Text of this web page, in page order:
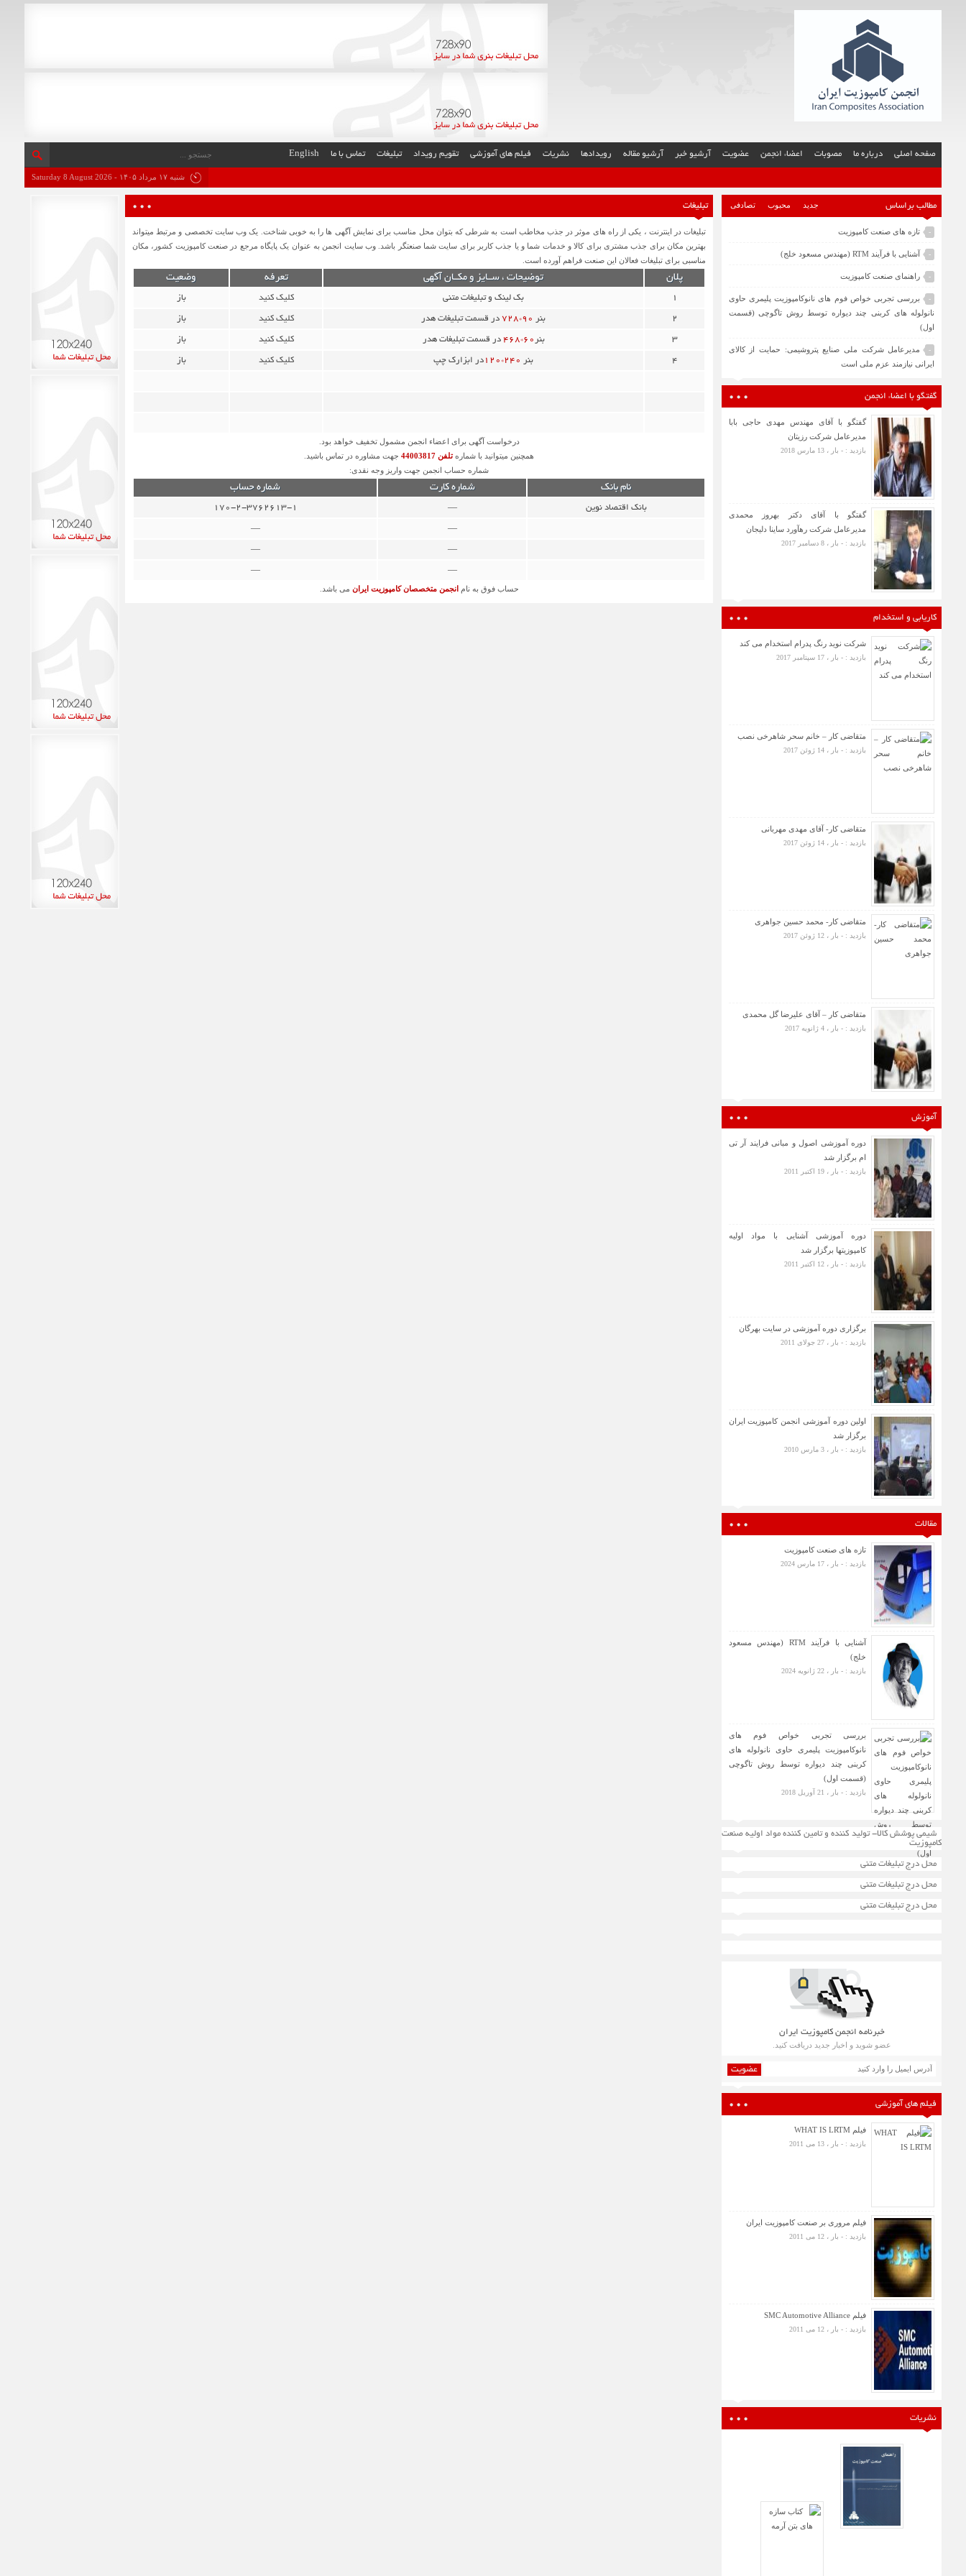
صفحه اصلی درباره ما مصوبات اعضاء انجمن عضویت آرشیو خبر آرشیو مقاله رویدادها نشریات فیلم های آموزشی تقویم رویداد تبلیغات تماس با ما English
شنبه ۱۷ مرداد ۱۴۰۵ - Saturday 8 August 2026
تبلیغات
تبلیغات در اینترنت ، یکی از راه‌ های موثر در جذب مخاطب است به شرطی که بتوان محل مناسب برای نمایش آگهی‌ ها را به‌ خوبی شناخت. یک وب سایت تخصصی و مرتبط میتواند
بهترین مکان برای جذب مشتری برای کالا و خدمات شما و یا جذب کاربر برای سایت شما صنعتگر باشد. وب سایت انجمن به عنوان یک پایگاه مرجع در صنعت کامپوزیت کشور، مکان
مناسبی برای تبلیغات فعالان این صنعت فراهم آورده است.
پلان توضیحات ، ســایز و مکــان آگهی تعرفه وضعیت
1 بک لینک و تبلیغات متنی کلیک کنید باز
2 بنر 90*728 در قسمت تبلیغات هدر کلیک کنید باز
3 بنر ۶۰*۴۶۸ در قسمت تبلیغات هدر کلیک کنید باز
4 بنر ۲۴۰*۱۲۰ در ابزارک چپ کلیک کنید باز
درخواست آگهی برای اعضاء انجمن مشمول تخفیف خواهد بود.
همچنین میتوانید با شمارهتلفن 44003817
جهت مشاوره در تماس باشید.
شماره حساب انجمن جهت واریز وجه نقدی:
نام بانک شماره کارت شماره حساب
بانک اقتصاد نوین —
170-2-3762613-1
—
—
—
—
—
—
حساب فوق به نامانجمن متخصصان کامپوزیت ایران می باشد.
مطالب براساس جدید محبوب تصادفی
- تازه های صنعت کامپوزیت
- آشنایی با فرآیند RTM (مهندس مسعود خلج)
- راهنمای صنعت کامپوزیت
-
بررسی تجربی خواص فوم های نانوکامپوزیت پلیمری حاوی
نانولوله های کربنی چند دیواره توسط روش تاگوچی (قسمت
اول)
-
مدیرعامل شرکت ملی صنایع پتروشیمی: حمایت از کالای
ایرانی نیازمند عزم ملی است
گفتگو با اعضاء انجمن
گفتگو با آقای مهندس مهدی حاجی بابا
مدیرعامل شرکت رزیتان
بازدید : - بار ، 13 مارس 2018
گفتگو با آقای دکتر بهروز محمدی
مدیرعامل شرکت رهآورد ساینا دلیجان
بازدید : - بار ، 8 دسامبر 2017
کاریابی و استخدام
شرکت نوید رنگ پدرام استخدام می کند
بازدید : - بار ، 17 سپتامبر 2017
متقاضی کار – خانم سحر شاهرخی نصب
بازدید : - بار ، 14 ژوئن 2017
متقاضی کار- آقای مهدی مهربانی
بازدید : - بار ، 14 ژوئن 2017
متقاضی کار- محمد حسین جواهری
بازدید : - بار ، 12 ژوئن 2017
متقاضی کار – آقای علیرضا گل محمدی
بازدید : - بار ، 4 ژانویه 2017
آموزش
دوره آموزشی اصول و مبانی فرایند آر تی
ام برگزار شد
بازدید : - بار ، 19 اکتبر 2011
دوره آموزشی آشنایی با مواد اولیه
کامپوزیتها برگزار شد
بازدید : - بار ، 12 اکتبر 2011
برگزاری دوره آموزشی در سایت بهرگان
بازدید : - بار ، 27 جولای 2011
اولین دوره آموزشی انجمن کامپوزیت ایران
برگزار شد
بازدید : - بار ، 3 مارس 2010
مقالات
تازه های صنعت کامپوزیت
بازدید : - بار ، 17 مارس 2024
آشنایی با فرآیند RTM (مهندس مسعود
خلج)
بازدید : - بار ، 22 ژانویه 2024
بررسی تجربی خواص فوم های
نانوکامپوزیت پلیمری حاوی نانولوله های
کربنی چند دیواره توسط روش تاگوچی
(قسمت اول)
بازدید : - بار ، 21 آوریل 2018
نشریات
فیلم های آموزشی
فیلم WHAT IS LRTM
بازدید : - بار ، 13 می 2011
فیلم مروری بر صنعت کامپوزیت ایران
بازدید : - بار ، 12 می 2011
فیلم SMC Automotive Alliance
بازدید : - بار ، 12 می 2011
خبرنامه انجمن کامپوزیت ایران
عضو شوید و اخبار جدید دریافت کنید.
عضویت
شیمی پوشش کالا- تولید کننده و تامین کننده مواد اولیه صنعت
کامپوزیت
محل درج تبلیغات متنی
محل درج تبلیغات متنی
محل درج تبلیغات متنی